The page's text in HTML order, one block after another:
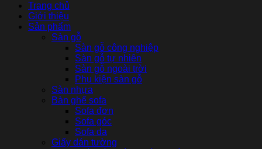
Trang chủ
Giới thiệu
Sản phẩm
Sàn gỗ
Sàn gỗ công nghiệp
Sàn gỗ tự nhiên
Sàn gỗ ngoài trời
Phụ kiện sàn gỗ
Sàn nhựa
Bàn ghế sofa
Sofa đơn
Sofa góc
Sofa da
Giấy dán tường